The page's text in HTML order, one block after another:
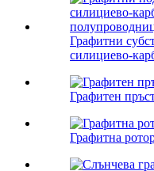
Графитни
силициево-
Графитен
Графитна